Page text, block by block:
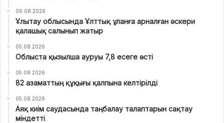
06.08.2026
Ұлытау облысында Ұлттық ұланға арналған әскери
қалашық салынып жатыр
05.08.2026
Облыста қызылша ауруы 7,8 есеге өсті
05.08.2026
82 азаматтың құқығы қалпына келтірілді
05.08.2026
Аяқ киім саудасында таңбалау талаптарын сақтау
міндетті